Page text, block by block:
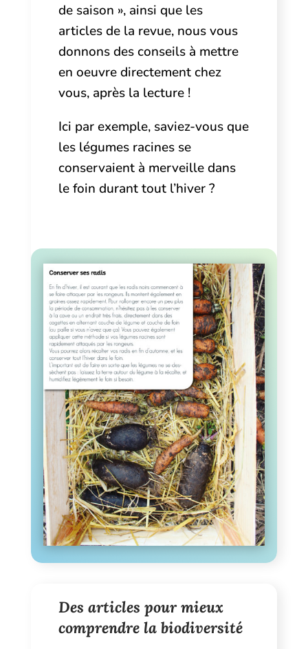
de saison », ainsi que les
articles de la revue, nous vous
donnons des conseils à mettre
en oeuvre directement chez
vous, après la lecture !
Ici par exemple, saviez-vous que
les légumes racines se
conservaient à merveille dans
le foin durant tout l’hiver ?
Des articles pour mieux
comprendre la biodiversité